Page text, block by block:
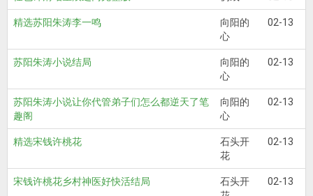
精选苏阳朱涛李一鸣
向阳的
心
02-13
苏阳朱涛小说结局
向阳的
心
02-13
苏阳朱涛小说让你代管弟子们怎么都逆天了笔
趣阁
向阳的
心
02-13
精选宋钱许桃花
石头开
花
02-13
宋钱许桃花乡村神医好快活结局
石头开
02-13